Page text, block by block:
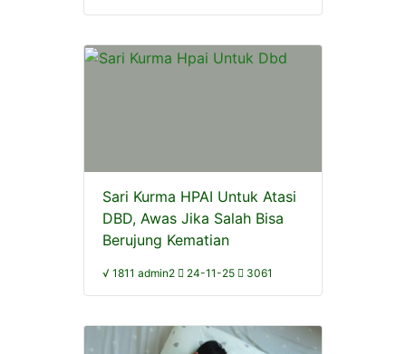
Sari Kurma HPAI Untuk Atasi
DBD, Awas Jika Salah Bisa
Berujung Kematian
√ 1811 admin2 24-11-25 3061